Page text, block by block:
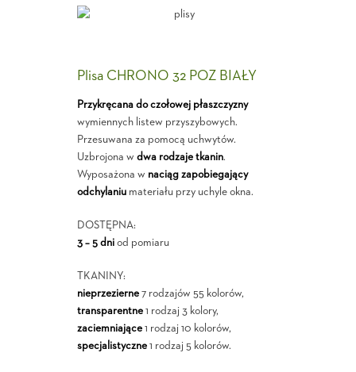
Plisa CHRONO 32 POZ BIAŁY
Przykręcana do czołowej płaszczyzny
wymiennych listew przyszybowych.
Przesuwana za pomocą uchwytów.
Uzbrojona w dwa rodzaje tkanin.
Wyposażona w naciąg zapobiegający
odchylaniumateriału przy uchyle okna.
DOSTĘPNA:
3 – 5 dniod pomiaru
TKANINY:
nieprzezierne7 rodzajów 55 kolorów,
transparentne1 rodzaj 3 kolory,
zaciemniające1 rodzaj 10 kolorów,
specjalistyczne1 rodzaj 5 kolorów.